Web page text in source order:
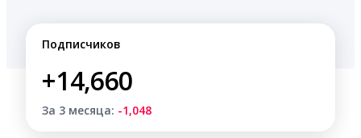
Подписчиков
+14,660
За 3 месяца: -1,048